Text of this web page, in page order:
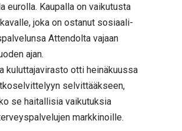
eurolla. Kaupalla on vaikutusta
joka on ostanut sosiaali-
Attendolta vajaan
ajan.
kuluttajavirasto otti heinäkuussa
selvittääkseen,
se haitallisia vaikutuksia
markkinoille.